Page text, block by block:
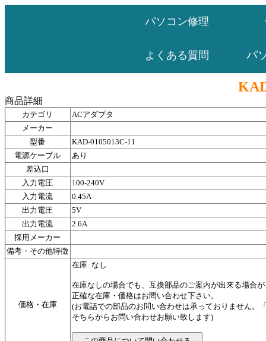
パソコン修理
よくある質問 パ
商品詳細
カテゴリ
ACアダプタ
メーカー
型番
KAD-0105013C-11
電源ケーブル
あり
差込口
入力電圧
100-240V
入力電流
0.45A
出力電圧
5V
出力電流
2.6A
採用メーカー
備考・その他特徴
価格・在庫
在庫: なし
在庫なしの場合でも、互換部品のご案内が出来る場合
正確な在庫・価格はお問い合わせ下さい。
(お電話での部品のお問い合わせは承っておりません。
そちらからお問い合わせお願い致します)